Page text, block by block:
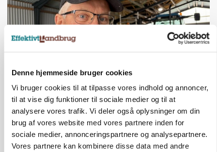
Denne hjemmeside bruger cookies
Vi bruger cookies til at tilpasse vores indhold og annoncer,
til at vise dig funktioner til sociale medier og til at
analysere vores trafik. Vi deler også oplysninger om din
brug af vores website med vores partnere inden for
sociale medier, annonceringspartnere og analysepartnere.
Vores partnere kan kombinere disse data med andre
POLITIK
»Nu stopper I«: Landbrugsdebattør og
protestgruppe vil demonstrere mod ny
gødskningslov
Annonce